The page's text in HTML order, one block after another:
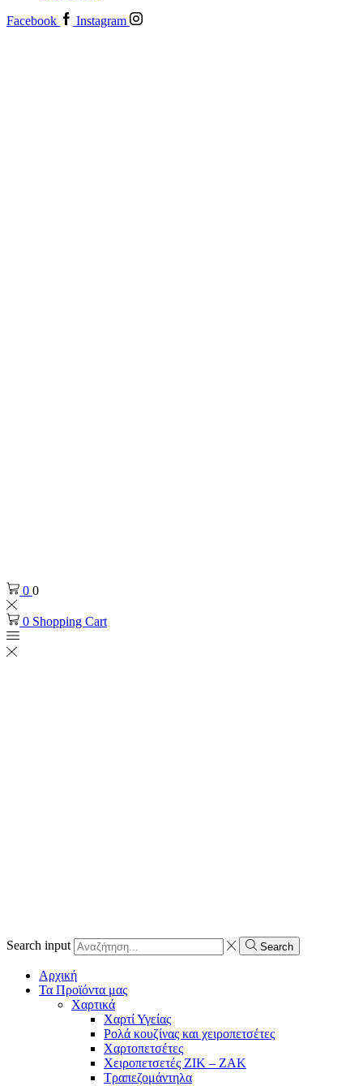
Facebook Instagram
0 0
0 Shopping Cart
Search input Search
Αρχική
Τα Προϊόντα μας
Χαρτικά
Χαρτί Υγείας
Ρολά κουζίνας και χειροπετσέτες
Χαρτοπετσέτες
Χειροπετσετές ΖΙΚ – ΖΑΚ
Τραπεζομάντηλα